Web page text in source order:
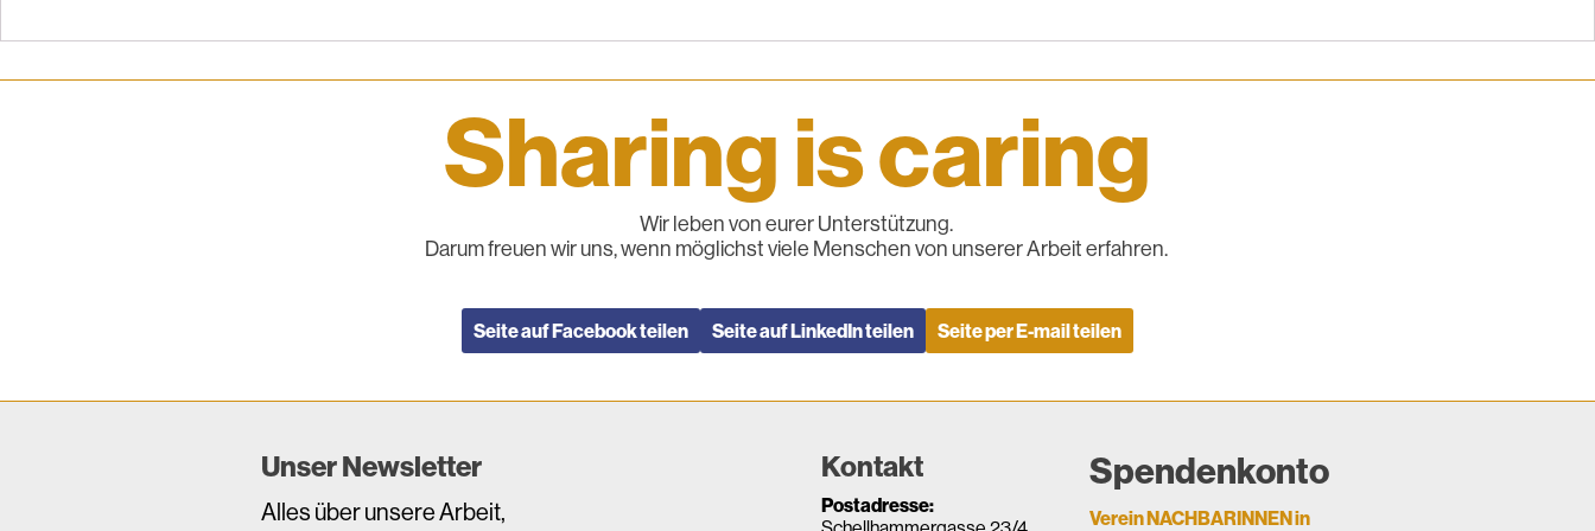
Sharing is caring
Wir leben von eurer Unterstützung.
Darum freuen wir uns, wenn möglichst viele Menschen von unserer Arbeit erfahren.
Seite auf Facebook teilen Seite auf LinkedIn teilen Seite per E-mail teilen
Unser Newsletter
Alles über unsere Arbeit,
Kontakt
Postadresse:
Spendenkonto
Verein NACHBARINNEN in